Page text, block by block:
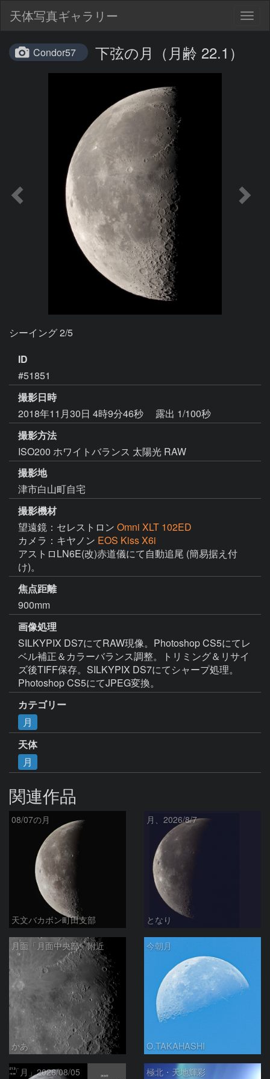
天体写真ギャラリー
Condor57 下弦の月（月齢 22.1）
シーイング 2/5
ID
#51851
撮影日時
2018年11月30日 4時9分46秒
露出 1/100秒
撮影方法
ISO200 ホワイトバランス 太陽光 RAW
撮影地
津市白山町自宅
撮影機材
望遠鏡：セレストロン Omni XLT 102ED
カメラ：キヤノン EOS Kiss X6i
アストロLN6E(改)赤道儀にて自動追尾 (簡易据え付
け)。
焦点距離
900mm
画像処理
SILKYPIX DS7にてRAW現像。Photoshop CS5にてレ
ベル補正＆カラーバランス調整。トリミング＆リサイ
ズ後TIFF保存。SILKYPIX DS7にてシャープ処理。
Photoshop CS5にてJPEG変換。
カテゴリー
月
天体
月
関連作品
08/07の月
天文バカボン町田支部
月、2026/8/7
となり
月面「月面中央部」附近
かあ
今朝月
O.TAKAHASHI
「月」2026/08/05 極北・天地輝彩